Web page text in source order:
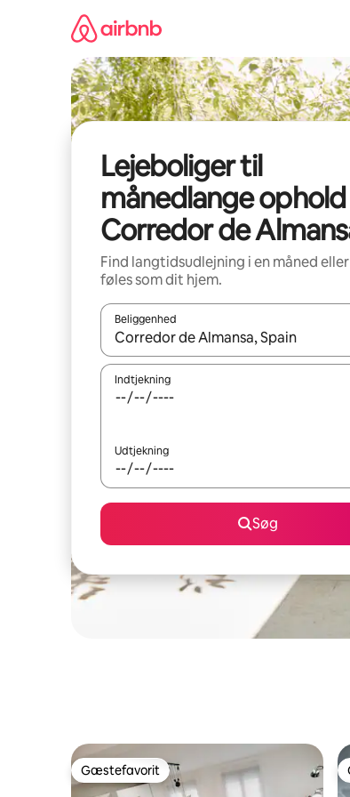
Lejeboliger til
månedlange ophold
Corredor de
Find langtidsudlejning i en måned
føles som dit hjem.
Beliggenhed
Når resultaterne er tilgængelige, skal du
Indtjekning
Udtjekning
Søg
Gæstefavorit
Gæstefavorit